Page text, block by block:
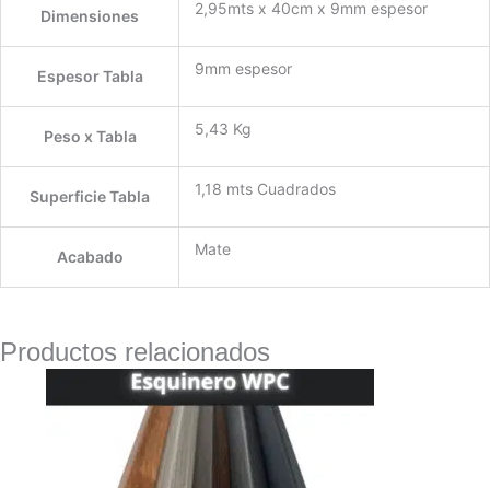
Dimensiones 2,95mts x 40cm x 9mm espesor
Espesor Tabla 9mm espesor
Peso x Tabla 5,43 Kg
Superficie Tabla 1,18 mts Cuadrados
Acabado Mate
Productos relacionados